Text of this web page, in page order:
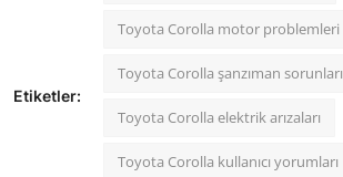
Etiketler:
Toyota Corolla motor problemleri
Toyota Corolla şanzıman sorunları
Toyota Corolla elektrik arızaları
Toyota Corolla kullanıcı yorumları